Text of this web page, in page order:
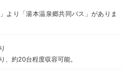
」より「湯本温泉郷共同バス」がありま
、約20台程度収容可能。